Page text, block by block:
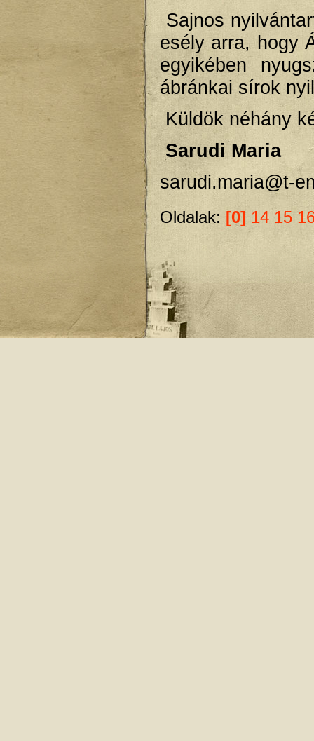
Sajnos
esély arra, hogy
egyikében
ábránkai sírok
Küldök néhány
Sarudi Maria
sarudi.maria@t-
Oldalak: [0] 14 15